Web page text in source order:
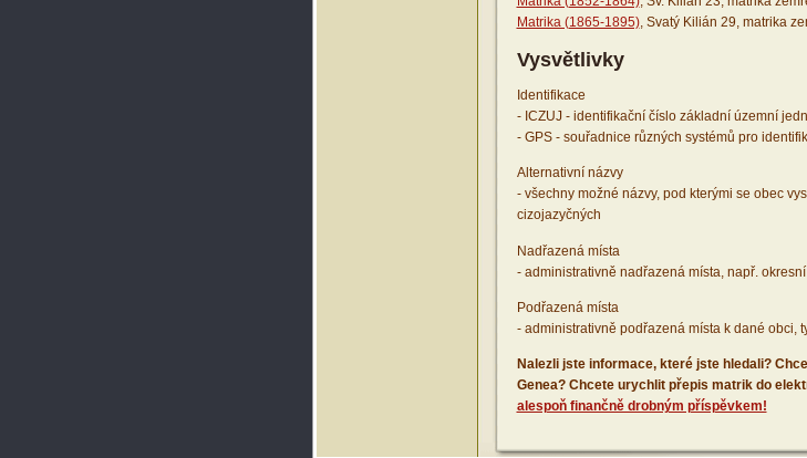
Matrika (1865-1895), Svatý Kilián 29, matrika
Vysvětlivky
Identifikace
- ICZUJ - identifikační číslo základní územní
- GPS - souřadnice různých systémů pro
Alternativní názvy
- všechny možné názvy, pod kterými se obec
cizojazyčných
Nadřazená místa
- administrativně nadřazená místa, např.
Podřazená místa
- administrativně podřazená místa k dané obci,
Nalezli jste informace, které jste hledali?
Genea? Chcete urychlit přepis matrik do
alespoň finančně drobným příspěvkem!